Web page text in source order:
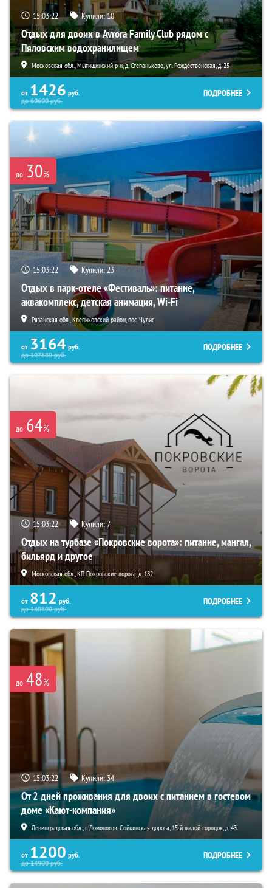
15:03:21 Купили:10
Отдых для двоих в Avrora Family Club рядом с
Пяловским водохранилищем
Московская обл., Мытищинский р-н, д. Степаньково, ул. Рождественская, д. 25
от 1426 руб.
до60600руб.
ПОДРОБНЕЕ
до 30%
15:03:21 Купили:23
Отдых в парк-отеле «Фестиваль»: питание,
аквакомплекс, детская анимация, Wi-Fi
Рязанская обл., Клепиковский район, пос. Чулис
от 3164 руб.
до107880руб.
ПОДРОБНЕЕ
до 64%
15:03:21 Купили:7
Отдых на турбазе «Покровские ворота»: питание, мангал,
бильярд и другое
Московская обл., КП Покровские ворота, д. 182
от 812 руб.
до140800руб.
ПОДРОБНЕЕ
до 48%
15:03:21 Купили:34
От 2 дней проживания для двоих с питанием в гостевом
доме «Кают-компания»
Ленинградская обл., г. Ломоносов, Сойкинская дорога, 15-й жилой городок, д. 43
от 1200 руб.
до14900руб.
ПОДРОБНЕЕ